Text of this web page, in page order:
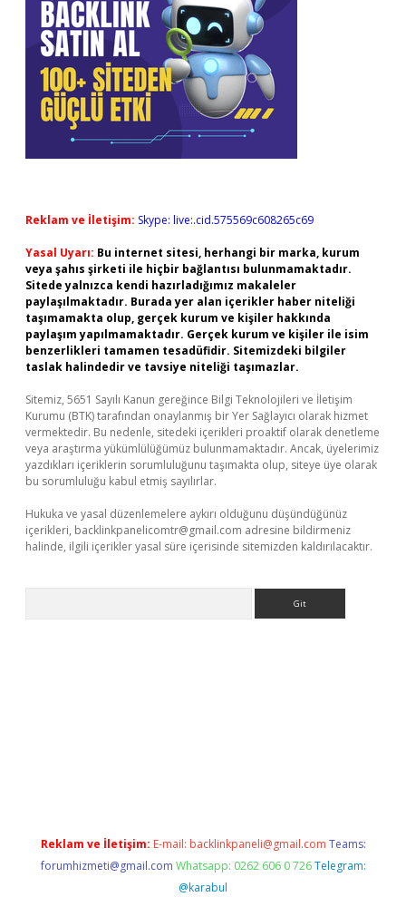
Reklam ve İletişim: Skype: live:.cid.575569c608265c69
Yasal Uyarı: Bu internet sitesi, herhangi bir marka, kurum
veya şahıs şirketi ile hiçbir bağlantısı bulunmamaktadır.
Sitede yalnızca kendi hazırladığımız makaleler
paylaşılmaktadır. Burada yer alan içerikler haber niteliği
taşımamakta olup, gerçek kurum ve kişiler hakkında
paylaşım yapılmamaktadır. Gerçek kurum ve kişiler ile isim
benzerlikleri tamamen tesadüfidir. Sitemizdeki bilgiler
taslak halindedir ve tavsiye niteliği taşımazlar.
Sitemiz, 5651 Sayılı Kanun gereğince Bilgi Teknolojileri ve İletişim
Kurumu (BTK) tarafından onaylanmış bir Yer Sağlayıcı olarak hizmet
vermektedir. Bu nedenle, sitedeki içerikleri proaktif olarak denetleme
veya araştırma yükümlülüğümüz bulunmamaktadır. Ancak, üyelerimiz
yazdıkları içeriklerin sorumluluğunu taşımakta olup, siteye üye olarak
bu sorumluluğu kabul etmiş sayılırlar.
Hukuka ve yasal düzenlemelere aykırı olduğunu düşündüğünüz
içerikleri, backlinkpanelicomtr@gmail.com adresine bildirmeniz
halinde, ilgili içerikler yasal süre içerisinde sitemizden kaldırılacaktır.
Reklam ve İletişim: E-mail: backlinkpaneli@gmail.com Teams:
forumhizmeti@gmail.com Whatsapp: 0262 606 0 726 Telegram:
@karabul